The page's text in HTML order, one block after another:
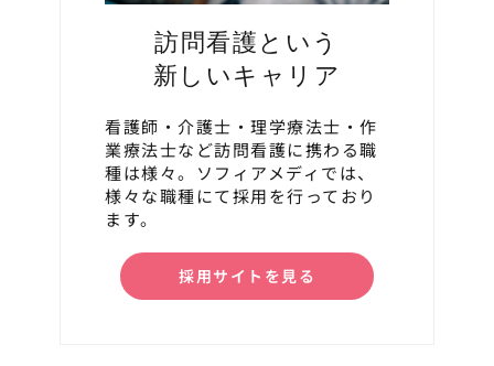
訪問看護という
新しいキャリア
看護師・介護士・理学療法士・作
業療法士など訪問看護に携わる職
種は様々。ソフィアメディでは、
様々な職種にて採用を行っており
ます。
採用サイトを見る